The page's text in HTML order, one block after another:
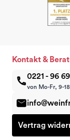
Kontakt &
0221 - 96
von Mo-Fr, 9-
Vertrag